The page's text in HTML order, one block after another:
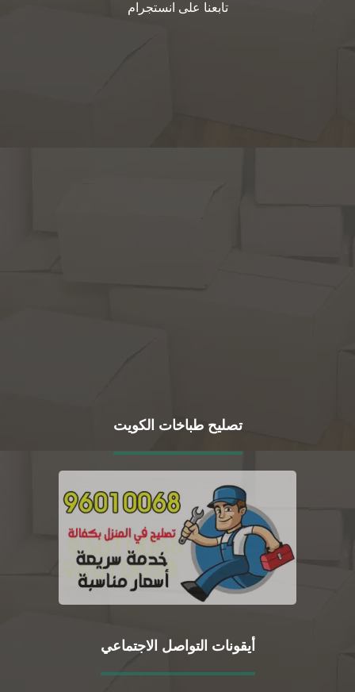
تابعنا على انستجرام
تصليح طباخات الكويت
أيقونات التواصل الاجتماعي